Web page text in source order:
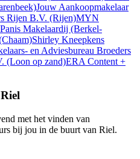
Jouw Aankoopmakelaar
Rijen B.V. (Rijen)MYN
Makelaardij (Berkel-
Shirley Kneepkens
en Adviesbureau Broeders
(Loon op zand)ERA Content +
met het vinden van
bij jou in de buurt van Riel.